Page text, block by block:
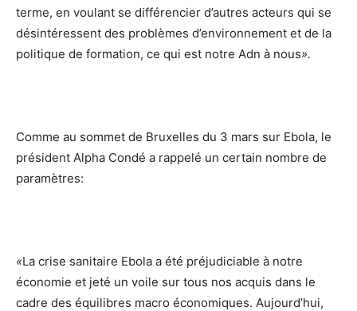
terme, en voulant se différencier d’autres acteurs qui se
désintéressent des problèmes d’environnement et de la
politique de formation, ce qui est notre Adn à nous».
Comme au sommet de Bruxelles du 3 mars sur Ebola, le
président Alpha Condé a rappelé un certain nombre de
paramètres:
«La crise sanitaire Ebola a été préjudiciable à notre
économie et jeté un voile sur tous nos acquis dans le
cadre des équilibres macro économiques. Aujourd’hui,